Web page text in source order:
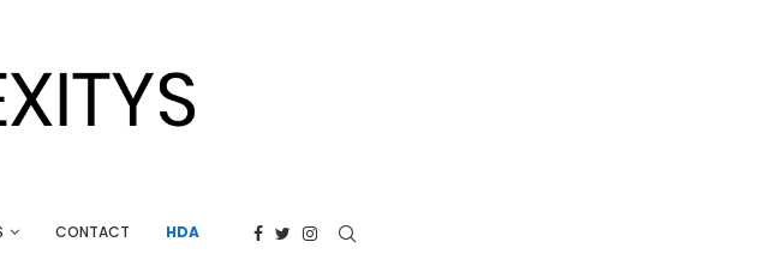
CONTACT HDA